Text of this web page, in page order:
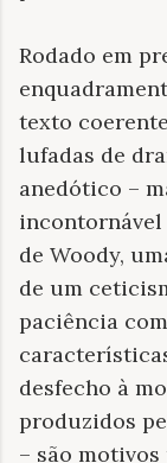
Rodado em
texto
lufadas de
anedótico –
incontornável
de Woody,
de um
paciência
desfecho à
produzidos
– são